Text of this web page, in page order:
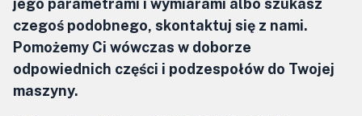
jego parametrami i wymiarami albo szukasz
czegoś podobnego, skontaktuj się z nami.
Pomożemy Ci wówczas w doborze
odpowiednich części i podzespołów do Twojej
maszyny.